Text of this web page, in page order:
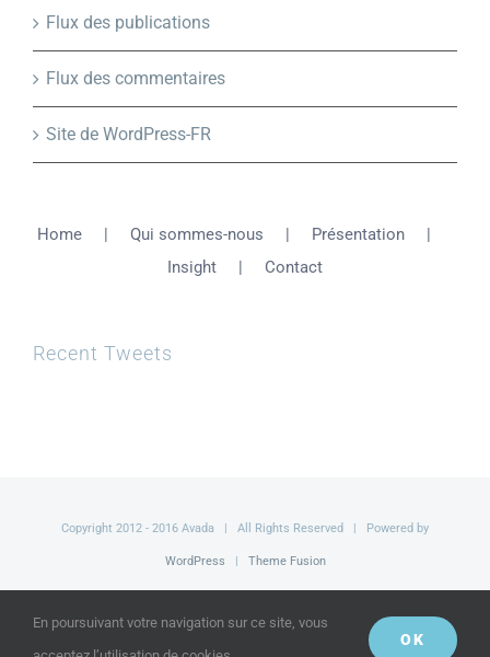
Flux des publications
Flux des commentaires
Site de WordPress-FR
Home Qui sommes-nous
Présentation
Insight
Contact
Recent Tweets
Copyright 2012 - 2016 Avada | All Rights Reserved | Powered by
WordPress | Theme Fusion
FacebookTwitterYouTube
En poursuivant votre navigation sur ce site, vous
OK